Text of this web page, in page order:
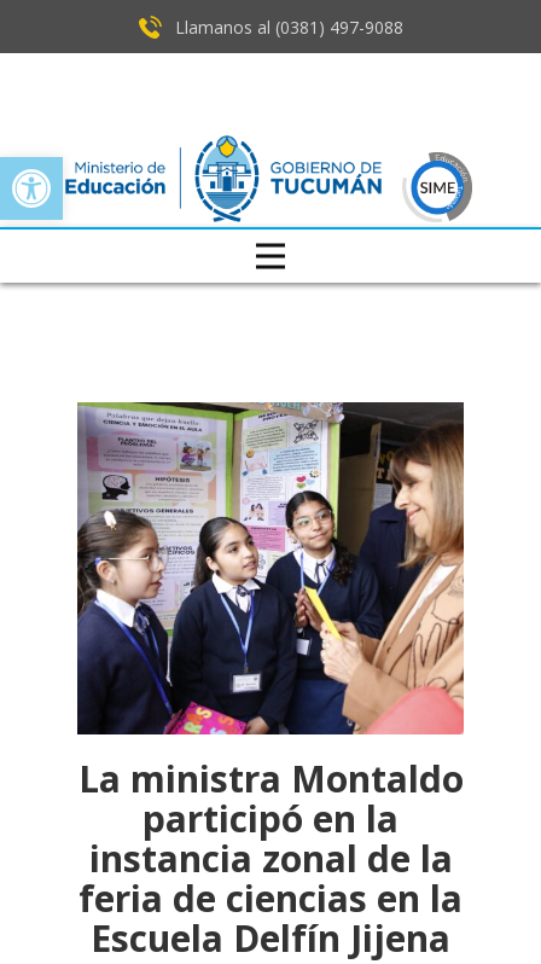
Open toolbar
Llamanos al (0381) ​497-9088
La ministra Montaldo
participó en la
instancia zonal de la
feria de ciencias en la
Escuela Delfín Jijena